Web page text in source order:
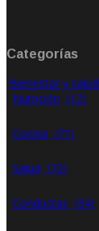
Ago 20, 2020
Categorías
Bienestar y salud
Nutrición (12)
Cocina (71)
Salud (72)
Conductas (34)